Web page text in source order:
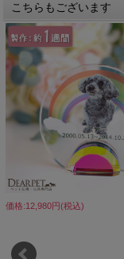
こちらもございます
価格:12,980円(税込)